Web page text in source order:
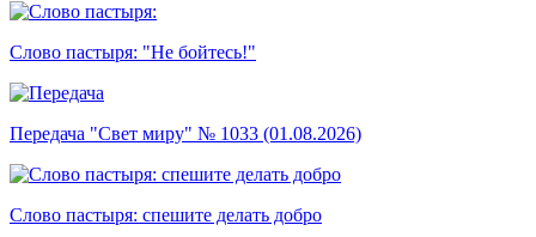
Слово пастыря: "Не бойтесь!"
Передача "Свет миру" № 1033 (01.08.2026)
Слово пастыря: спешите делать добро